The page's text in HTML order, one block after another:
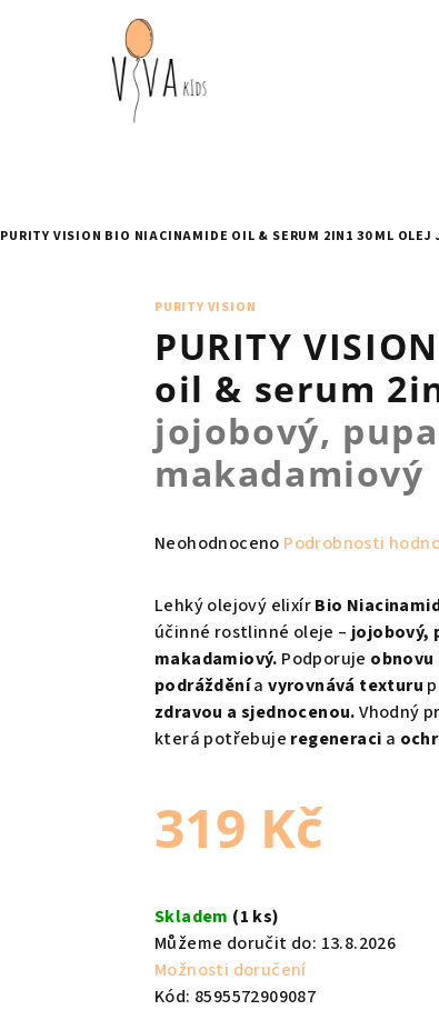
PURITY VISION BIO NIACINAMIDE OIL & SERUM 2IN1 30 ML OLEJ
PURITY VISION
PURITY
oil & serum
jojobový,
makadamiový
Průměrné
produktu
je
5
hvězdiček.
Neohodnoceno Podrobnosti
Lehký olejový elixírBio
účinné rostlinné oleje – jojobový,
makadamiový. Podporuje
podrážděníavyrovnává texturu
zdravou a sjednocenou.Vhodný
která potřebuje regeneraci a
319 Kč
cena:
Skladem (1 ks)
Můžeme doručit do: 13.8.2026
Možnosti doručení
Kód: 8595572909087